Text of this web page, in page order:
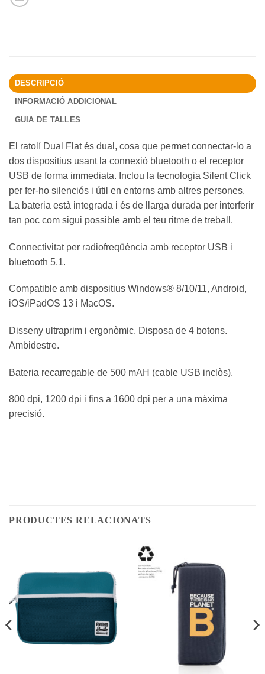
DESCRIPCIÓ
INFORMACIÓ ADDICIONAL
GUIA DE TALLES
El ratolí Dual Flat és dual, cosa que permet connectar-lo a
dos dispositius usant la connexió bluetooth o el receptor
USB de forma immediata. Inclou la tecnologia Silent Click
per fer-ho silenciós i útil en entorns amb altres persones.
La bateria està integrada i és de llarga durada per interferir
tan poc com sigui possible amb el teu ritme de treball.
Connectivitat per radiofreqüència amb receptor USB i
bluetooth 5.1.
Compatible amb dispositius Windows® 8/10/11, Android,
iOS/iPadOS 13 i MacOS.
Disseny ultraprim i ergonòmic. Disposa de 4 botons.
Ambidestre.
Bateria recarregable de 500 mAH (cable USB inclòs).
800 dpi, 1200 dpi i fins a 1600 dpi per a una màxima
precisió.
PRODUCTES RELACIONATS